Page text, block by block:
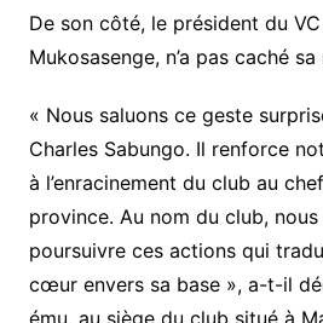
De son côté, le président du
Mukosasenge, n’a pas caché
« Nous saluons ce geste
Charles Sabungo. Il renforce
à l’enracinement du club au
province. Au nom du club, nous
poursuivre ces actions qui
cœur envers sa base », a-t-il
ému, au siège du club situé à